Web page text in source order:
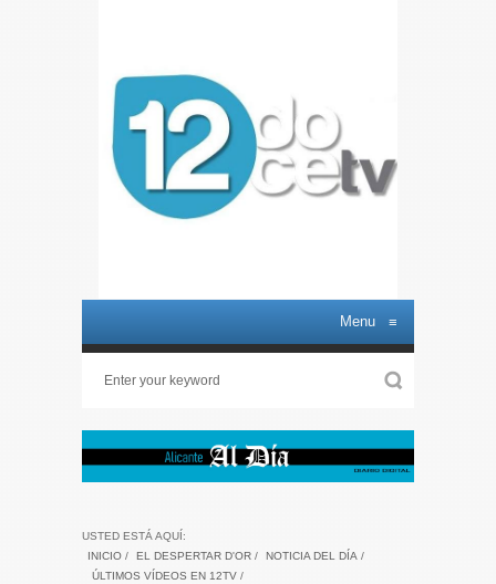
Menu ≡
USTED ESTÁ AQUÍ:
INICIO / EL DESPERTAR D'OR / NOTICIA DEL DÍA /
ÚLTIMOS VÍDEOS EN 12TV /